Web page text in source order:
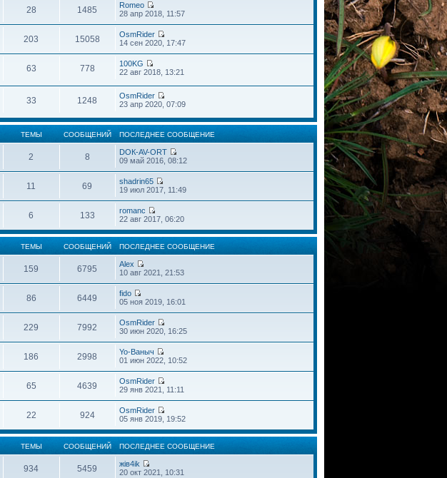
28 1485
Romeo
28 апр 2018, 11:57
203 15058
OsmRider
14 сен 2020, 17:47
63 778
100KG
22 авг 2018, 13:21
33 1248
OsmRider
23 апр 2020, 07:09
ТЕМЫ СООБЩЕНИЙ ПОСЛЕДНЕЕ СООБЩЕНИЕ
2 8
DOК-AV-ORT
09 май 2016, 08:12
11 69
shadrin65
19 июл 2017, 11:49
6 133
romanc
22 авг 2017, 06:20
ТЕМЫ СООБЩЕНИЙ ПОСЛЕДНЕЕ СООБЩЕНИЕ
159 6795
Alex
10 авг 2021, 21:53
86 6449
fido
05 ноя 2019, 16:01
229 7992
OsmRider
30 июн 2020, 16:25
186 2998
Yo-Ваныч
01 июн 2022, 10:52
65 4639
OsmRider
29 янв 2021, 11:11
22 924
OsmRider
05 янв 2019, 19:52
ТЕМЫ СООБЩЕНИЙ ПОСЛЕДНЕЕ СООБЩЕНИЕ
934 5459
жiв4ik
20 окт 2021, 10:31